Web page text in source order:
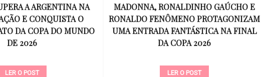
A ARGENTINA NA
E CONQUISTA O
DA COPA DO MUNDO
DE 2026
LER O POST
MADONNA, RONALDINHO GAÚCHO E
RONALDO FENÔMENO PROTAGONIZAM
UMA ENTRADA FANTÁSTICA NA FINAL
DA COPA 2026
LER O POST